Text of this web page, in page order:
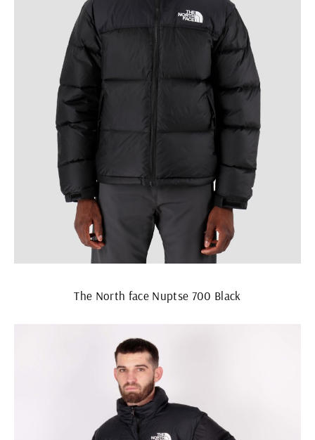
The North face Nuptse 700 Black